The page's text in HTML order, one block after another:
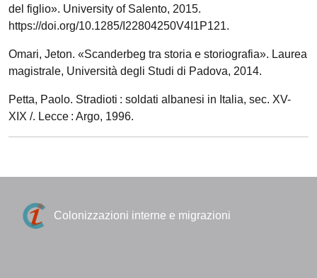
del figlio». University of Salento, 2015.
https://doi.org/10.1285/I22804250V4I1P121.
Omari, Jeton. «Scanderbeg tra storia e storiografia». Laurea
magistrale, Università degli Studi di Padova, 2014.
Petta, Paolo. Stradioti : soldati albanesi in Italia, sec. XV-
XIX /. Lecce : Argo, 1996.
Colonizzazioni interne e migrazioni